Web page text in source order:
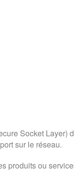
Socket Layer)
sur le réseau.
produits ou